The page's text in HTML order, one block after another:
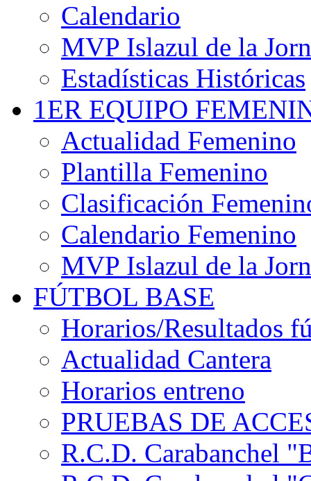
Calendario
MVP Islazul de la
Estadísticas Históricas
1ER EQUIPO
Actualidad Femenino
Plantilla Femenino
Clasificación
Calendario Femenino
MVP Islazul de la
FÚTBOL BASE
Horarios/Resultados
Actualidad Cantera
Horarios entreno
PRUEBAS DE
R.C.D. Carabanchel